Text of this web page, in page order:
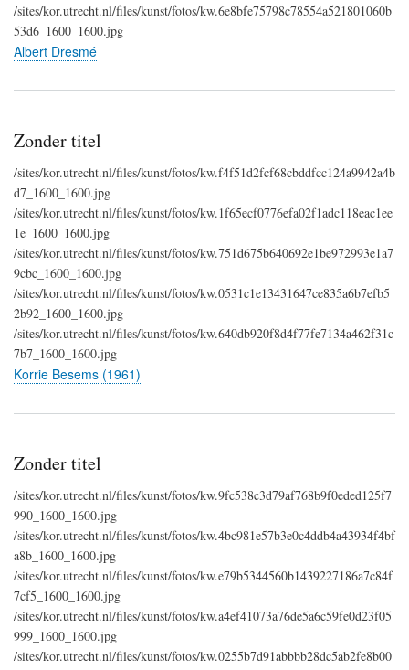
/sites/kor.utrecht.nl/files/kunst/fotos/kw.6e8bfe75798c78554a521801060b
53d6_1600_1600.jpg
Albert Dresmé
Zonder titel
/sites/kor.utrecht.nl/files/kunst/fotos/kw.f4f51d2fcf68cbddfcc124a9942a4b
d7_1600_1600.jpg
/sites/kor.utrecht.nl/files/kunst/fotos/kw.1f65ecf0776efa02f1adc118eac1ee
1e_1600_1600.jpg
/sites/kor.utrecht.nl/files/kunst/fotos/kw.751d675b640692e1be972993e1a7
9cbc_1600_1600.jpg
/sites/kor.utrecht.nl/files/kunst/fotos/kw.0531c1e13431647ce835a6b7efb5
2b92_1600_1600.jpg
/sites/kor.utrecht.nl/files/kunst/fotos/kw.640db920f8d4f77fe7134a462f31c
7b7_1600_1600.jpg
Korrie Besems (1961)
Zonder titel
/sites/kor.utrecht.nl/files/kunst/fotos/kw.9fc538c3d79af768b9f0eded125f7
990_1600_1600.jpg
/sites/kor.utrecht.nl/files/kunst/fotos/kw.4bc981e57b3e0c4ddb4a43934f4bf
a8b_1600_1600.jpg
/sites/kor.utrecht.nl/files/kunst/fotos/kw.e79b5344560b1439227186a7c84f
7cf5_1600_1600.jpg
/sites/kor.utrecht.nl/files/kunst/fotos/kw.a4ef41073a76de5a6c59fe0d23f05
999_1600_1600.jpg
/sites/kor.utrecht.nl/files/kunst/fotos/kw.0255b7d91abbbb28dc5ab2fe8b00